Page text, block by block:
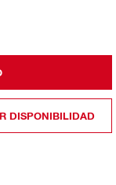
DISPONIBILIDAD